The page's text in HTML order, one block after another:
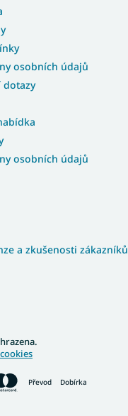
osobních údajů
dotazy
osobních údajů
a zkušenosti zákazníků
Převod Dobírka